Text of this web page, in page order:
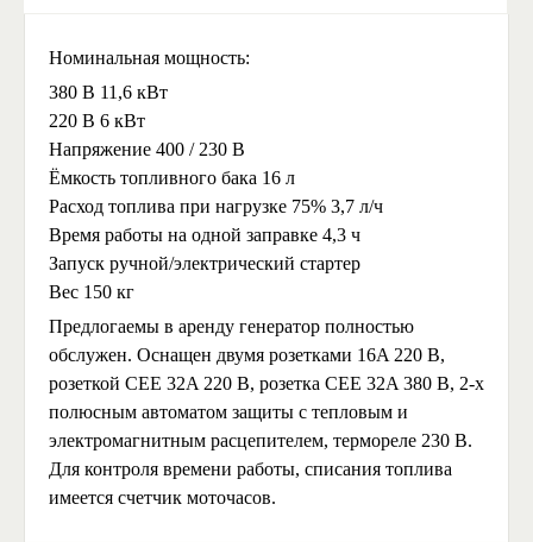
Номинальная мощность:
380 В 11,6 кВт
220 В 6 кВт
Напряжение 400 / 230 В
Ёмкость топливного бака 16 л
Расход топлива при нагрузке 75% 3,7 л/ч
Время работы на одной заправке 4,3 ч
Запуск ручной/электрический стартер
Вес 150 кг
Предлогаемы в аренду генератор полностью
обслужен. Оснащен двумя розетками 16A 220 В,
розеткой CEE 32A 220 В, розетка CEE 32A 380 В, 2-х
полюсным автоматом защиты с тепловым и
электромагнитным расцепителем, термореле 230 В.
Для контроля времени работы, списания топлива
имеется счетчик моточасов.